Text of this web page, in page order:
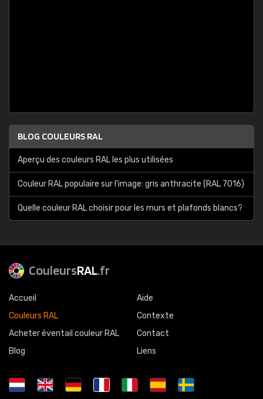
BLOG COULEURS RAL
Aperçu des couleurs RAL les plus utilisées
Couleur RAL populaire sur l'image: gris anthracite (RAL 7016)
Quelle couleur RAL choisir pour les murs et plafonds blancs?
CouleursRAL.fr
Accueil
Couleurs RAL
Acheter éventail couleur RAL
Blog
Aide
Contexte
Contact
Liens